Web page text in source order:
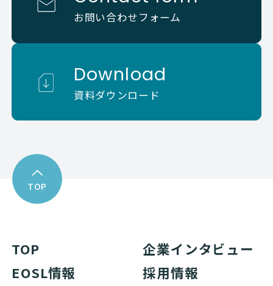
お問い合わせフォーム
Download
資料ダウンロード
TOP
TOP
企業インタビュー
EOSL情報
採用情報